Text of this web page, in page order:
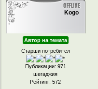
Kogo
Автор на темата
Старши потребител
Публикации: 971
шегаджия
Рейтинг: 572